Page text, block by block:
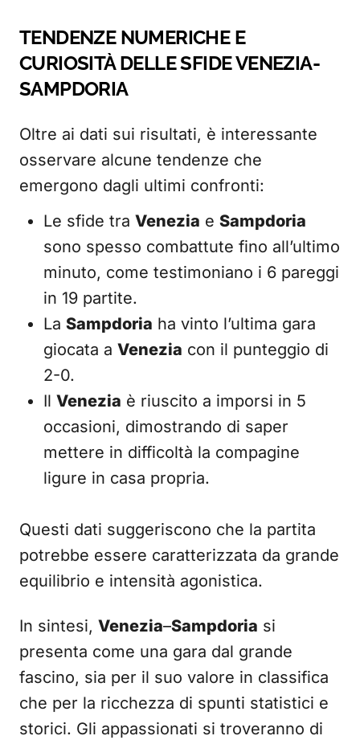
TENDENZE NUMERICHE E
CURIOSITÀ DELLE SFIDE VENEZIA-
SAMPDORIA
Oltre ai dati sui risultati, è interessante
osservare alcune tendenze che
emergono dagli ultimi confronti:
Le sfide tra Venezia e Sampdoria
sono spesso combattute fino all’ultimo
minuto, come testimoniano i 6 pareggi
in 19 partite.
La Sampdoria ha vinto l’ultima gara
giocata a Venezia con il punteggio di
2-0.
Il Venezia è riuscito a imporsi in 5
occasioni, dimostrando di saper
mettere in difficoltà la compagine
ligure in casa propria.
Questi dati suggeriscono che la partita
potrebbe essere caratterizzata da grande
equilibrio e intensità agonistica.
In sintesi, Venezia–Sampdoria si
presenta come una gara dal grande
fascino, sia per il suo valore in classifica
che per la ricchezza di spunti statistici e
storici. Gli appassionati si troveranno di